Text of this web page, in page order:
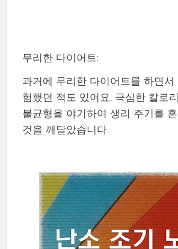
무리한 다이어트:
과거에 무리한 다이어트를 하면서
험했던 적도 있어요. 극심한 칼로
불균형을 야기하여 생리 주기를
것을 깨달았습니다.